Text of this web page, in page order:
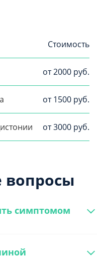
Стоимость
от 2000 руб.
от 1500 руб.
от 3000 руб.
вопросы
симптомом